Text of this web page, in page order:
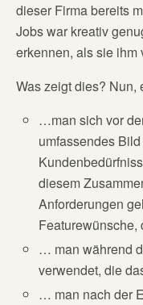
dieser Firma bereits
Jobs war kreativ
erkennen, als sie ihm
Was zeigt dies? Nun,
…man sich vor
umfassendes
diesem
Anforderungen
… man während
verwendet, die
… man nach der